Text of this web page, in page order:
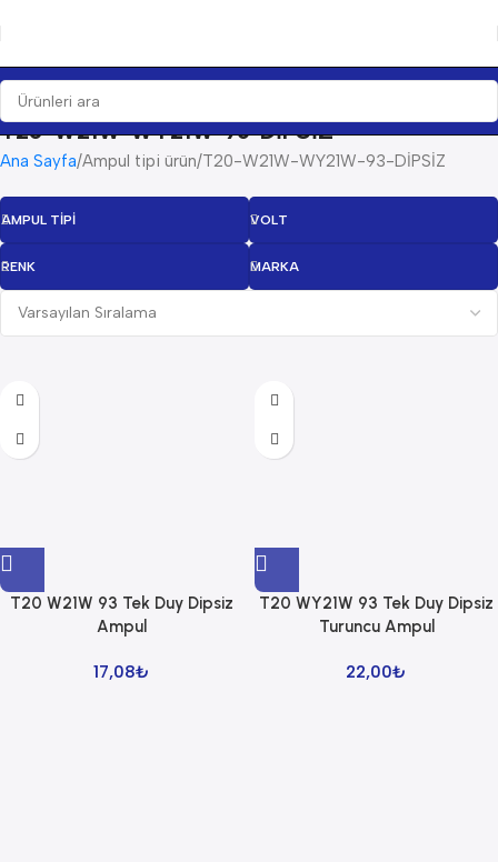
T20-W21W-WY21W-93-DİPSİZ
Ana Sayfa Ampul tipi ürün T20-W21W-WY21W-93-DİPSİZ
AMPUL TIPI VOLT
RENK MARKA
T20 W21W 93 Tek Duy Dipsiz
Ampul
17,08₺
T20 WY21W 93 Tek Duy Dipsiz
Turuncu Ampul
22,00₺